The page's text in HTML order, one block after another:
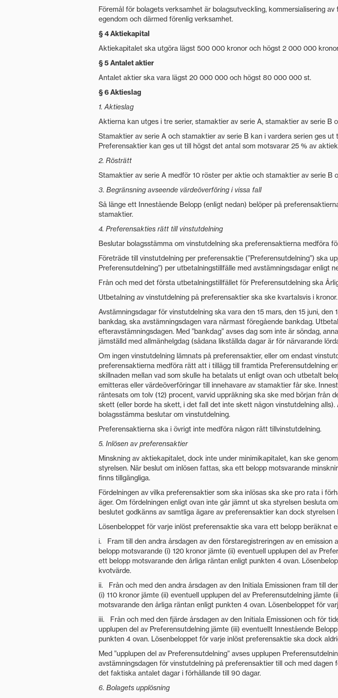
Föremål för bolagets verksamhet är bolagsutveckling, kommersialisering
egendom och därmed förenlig verksamhet.
§ 4 Aktiekapital
Aktiekapitalet ska utgöra lägst 500 000 kronor och högst 2 000 000
§ 5 Antalet aktier
Antalet aktier ska vara lägst 20 000 000 och högst 80 000 000 st.
§ 6 Aktieslag
1. Aktieslag
Aktierna kan utges i tre serier, stamaktier av serie A, stamaktier av serie B
Stamaktier av serie A och stamaktier av serie B kan i vardera serien ges
Preferensaktier kan ges ut till högst det antal som motsvarar 25 % av
2. Rösträtt
Stamaktier av serie A medför 10 röster per aktie och stamaktier av serie B
3. Begränsning avseende värdeöverföring i vissa fall
Så länge ett Innestående Belopp (enligt nedan) belöper på
stamaktier.
4. Preferensakties rätt till vinstutdelning
Beslutar bolagsstämma om vinstutdelning ska preferensaktierna medföra
Företräde till vinstutdelning per preferensaktie (”Preferensutdelning”) ska
Preferensutdelning”) per utbetalningstillfälle med avstämningsdagar enligt
Från och med det första utbetalningstillfället för Preferensutdelning ska
Utbetalning av vinstutdelning på preferensaktier ska ske kvartalsvis i kronor.
Avstämningsdagar för vinstutdelning ska vara den 15 mars, den 15 juni,
bankdag, ska avstämningsdagen vara närmast föregående bankdag.
efteravstämningsdagen. Med ”bankdag” avses dag som inte är söndag,
jämställd med allmänhelgdag (sådana likställda dagar är för närvarande
Om ingen vinstutdelning lämnats på preferensaktier, eller om endast
preferensaktierna medföra rätt att i tillägg till framtida Preferensutdelning
skillnaden mellan vad som skulle ha betalats ut enligt ovan och utbetalt
emitteras eller värdeöverföringar till innehavare av stamaktier får ske.
räntesats om tolv (12) procent, varvid uppräkning ska ske med början från
skett (eller borde ha skett, i det fall det inte skett någon vinstutdelning
bolagsstämma beslutar om vinstutdelning.
Preferensaktierna ska i övrigt inte medföra någon rätt tillvinstutdelning.
5. Inlösen av preferensaktier
Minskning av aktiekapitalet, dock inte under minimikapitalet, kan ske
styrelsen. När beslut om inlösen fattas, ska ett belopp motsvarande
finns tillgängliga.
Fördelningen av vilka preferensaktier som ska inlösas ska ske pro rata i
äger. Om fördelningen enligt ovan inte går jämnt ut ska styrelsen besluta
beslutet godkänns av samtliga ägare av preferensaktier kan dock
Lösenbeloppet för varje inlöst preferensaktie ska vara ett belopp beräknat
i. Fram till den andra årsdagen av den förstaregistreringen av en emission
belopp motsvarande (i) 120 kronor jämte (ii) eventuell upplupen del av
ett belopp motsvarande den årliga räntan enligt punkten 4 ovan.
kvotvärde.
ii. Från och med den andra årsdagen av den Initiala Emissionen fram till
(i) 110 kronor jämte (ii) eventuell upplupen del av Preferensutdelning
motsvarande den årliga räntan enligt punkten 4 ovan. Lösenbeloppet för
iii. Från och med den fjärde årsdagen av den Initiala Emissionen och för
upplupen del av Preferensutdelning jämte (iii) eventuellt Innestående
punkten 4 ovan. Lösenbeloppet för varje inlöst preferensaktie ska dock
Med ”upplupen del av Preferensutdelning” avses upplupen
avstämningsdagen för vinstutdelning på preferensaktier till och med
det faktiska antalet dagar i förhållande till 90 dagar.
6. Bolagets upplösning